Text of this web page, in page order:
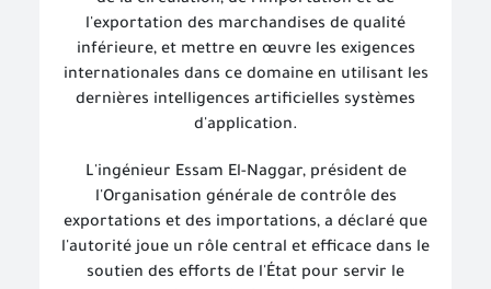
l'exportation des marchandises de qualité
inférieure, et mettre en œuvre les exigences
internationales dans ce domaine en utilisant les
dernières intelligences artificielles systèmes
d'application.
L'ingénieur Essam El-Naggar, président de
l'Organisation générale de contrôle des
exportations et des importations, a déclaré que
l'autorité joue un rôle central et efficace dans le
soutien des efforts de l'État pour servir le